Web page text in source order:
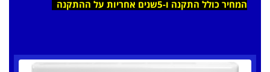
המחיר כולל התקנה ו-5שנים אחריות על ההתקנה